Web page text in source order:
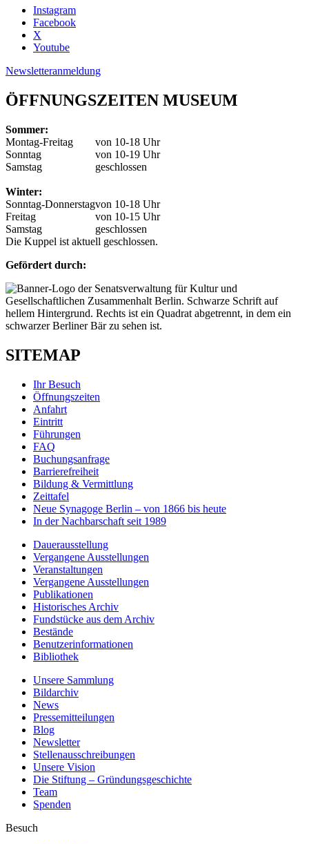
Instagram
Facebook
X
Youtube
Newsletteranmeldung
ÖFFNUNGSZEITEN MUSEUM
Sommer:
Montag-Freitag
von 10-18 Uhr
Sonntag
von 10-19 Uhr
Samstag
geschlossen
Winter:
Sonntag-Donnerstagvon 10-18 Uhr
Freitag
von 10-15 Uhr
Samstag
geschlossen
Die Kuppel ist aktuell geschlossen.
Gefördert durch:
SITEMAP
Ihr Besuch
Öffnungszeiten
Anfahrt
Eintritt
Führungen
FAQ
Buchungsanfrage
Barrierefreiheit
Bildung & Vermittlung
Zeittafel
Neue Synagoge Berlin – von 1866 bis heute
In der Nachbarschaft seit 1989
Dauerausstellung
Vergangene Ausstellungen
Veranstaltungen
Vergangene Ausstellungen
Publikationen
Historisches Archiv
Fundstücke aus dem Archiv
Bestände
Benutzerinformationen
Bibliothek
Unsere Sammlung
Bildarchiv
News
Pressemitteilungen
Blog
Newsletter
Stellenausschreibungen
Unsere Vision
Die Stiftung – Gründungsgeschichte
Team
Spenden
Besuch